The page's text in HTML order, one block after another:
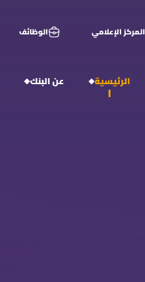
المركز الإعلامي الوظائف
الرئيسية عن البنك